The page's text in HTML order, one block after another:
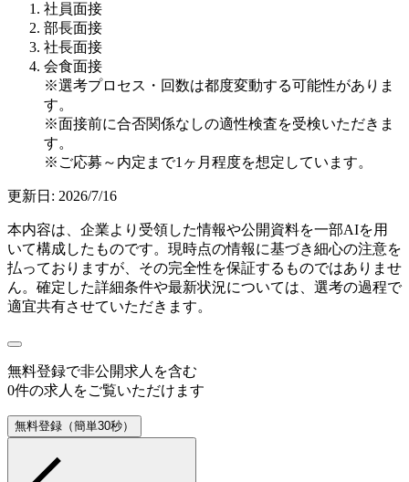
社員面接
部長面接
社長面接
会食面接
※選考プロセス・回数は都度変動する可能性がありま
す。
※面接前に合否関係なしの適性検査を受検いただきま
す。
※ご応募～内定まで1ヶ月程度を想定しています。
更新日: 2026/7/16
本内容は、企業より受領した情報や公開資料を一部AIを用
いて構成したものです。現時点の情報に基づき細心の注意を
払っておりますが、その完全性を保証するものではありませ
ん。確定した詳細条件や最新状況については、選考の過程で
適宜共有させていただきます。
無料登録で非公開求人 を含む
0件の求人をご覧いただけます
無料登録（簡単30秒）